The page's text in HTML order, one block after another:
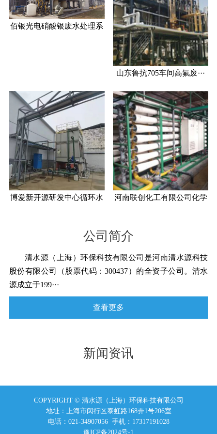
佰银光电硝酸银废水处理系
山东鲁抗705车间高氟废···
博爱新开源研发中心循环水
河南联创化工有限公司化学
公司简介
清水源（上海）环保科技有限公司是河南清水源科技
股份有限公司（股票代码：300437）的全资子公司。清水
源成立于199···
查看更多
新闻资讯
COPYRIGHT © 清水源（上海）环保科技有限公司
地址：上海市闵行区泰虹路168弄1号206室
电话：021-34907056 手机：17317191028
豫ICP备2024号-1